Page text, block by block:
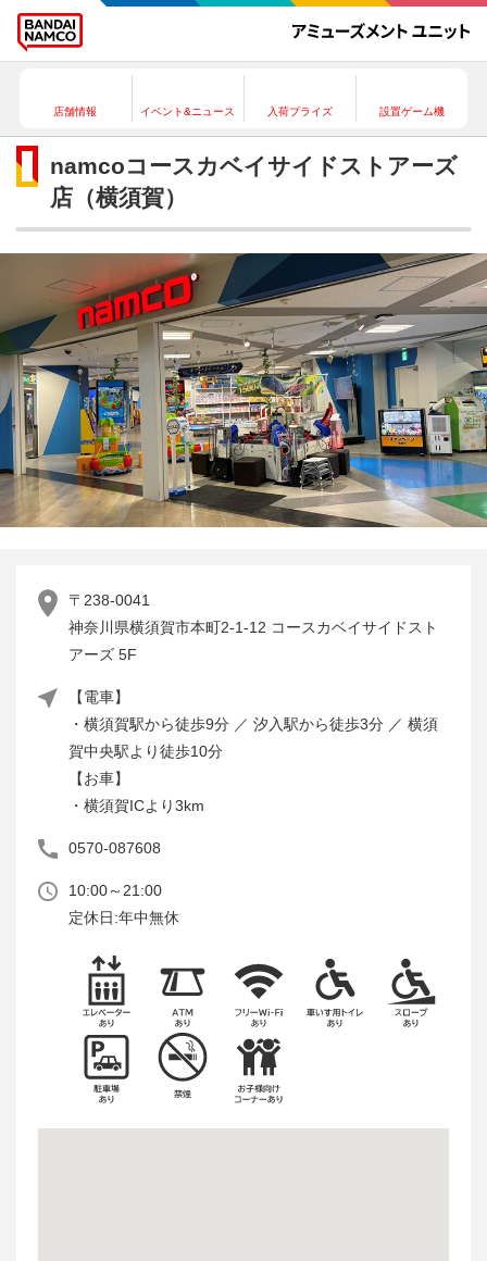
店舗情報 イベント&ニュース 入荷プライズ 設置ゲーム機
namcoコースカベイサイドストアーズ
店（横須賀）
〒238-0041
神奈川県横須賀市本町2-1-12 コースカベイサイドスト
アーズ 5F
【電車】
・横須賀駅から徒歩9分 ／ 汐入駅から徒歩3分 ／ 横須
賀中央駅より徒歩10分
【お車】
・横須賀ICより3km
0570-087608
10:00～21:00
定休日:年中無休